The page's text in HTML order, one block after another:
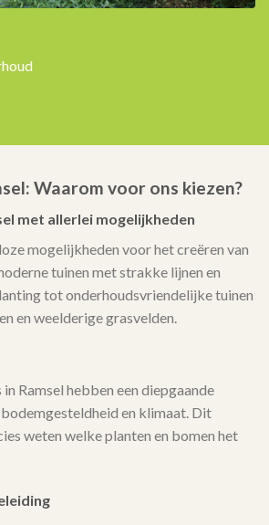
Waarom voor ons kiezen?
met allerlei mogelijkheden
mogelijkheden voor het creëren van
tuinen met strakke lijnen en
tot onderhoudsvriendelijke tuinen
en weelderige grasvelden.
Ramsel hebben een diepgaande
en klimaat. Dit
weten welke planten en bomen het